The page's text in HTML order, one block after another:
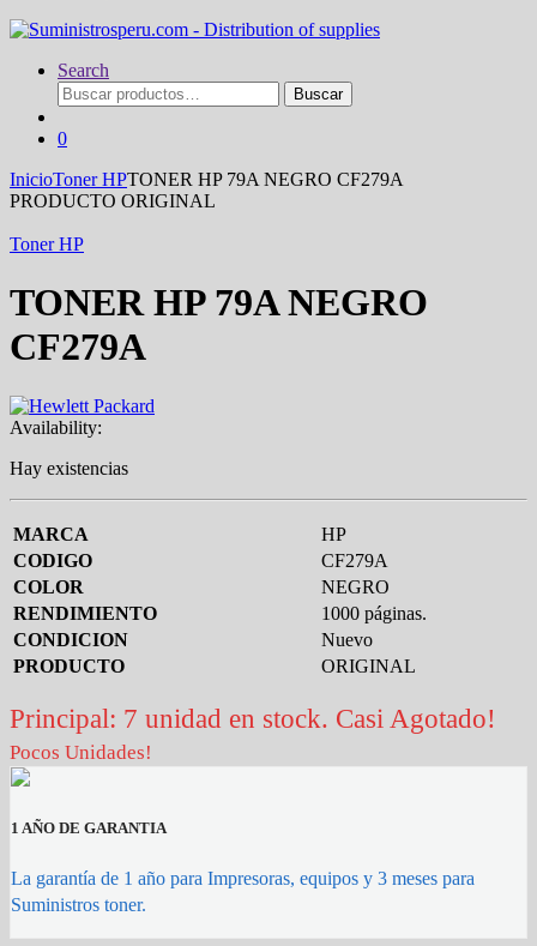
Search
Buscar
por:
Buscar
0
InicioToner HPTONER HP 79A NEGRO CF279A
PRODUCTO ORIGINAL
Toner HP
TONER HP 79A NEGRO
CF279A
Availability:
Hay existencias
MARCA
HP
CODIGO
CF279A
COLOR
NEGRO
RENDIMIENTO
1000 páginas.
CONDICION
Nuevo
PRODUCTO
ORIGINAL
Principal: 7 unidad en stock. Casi Agotado!
Pocos Unidades!
1 AÑO DE GARANTIA
La garantía de 1 año para Impresoras, equipos y 3 meses para
Suministros toner.